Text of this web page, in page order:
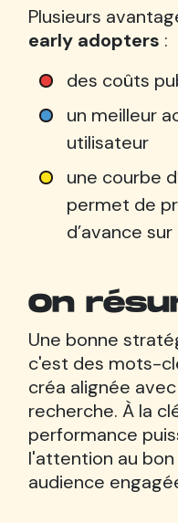
Plusieurs
early adopters :
des coûts
un meilleur
utilisateur
une courbe
permet de
d’avance
On
Une bonne
c'est des mots-
créa alignée
recherche. À la
performance
l'attention au
audience